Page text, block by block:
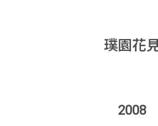
璞園花
2008